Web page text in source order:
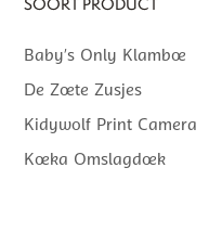
SOORT PRODUCT
Baby’s Only Klamboe
De Zoete Zusjes
Kidywolf Print Camera
Koeka Omslagdoek